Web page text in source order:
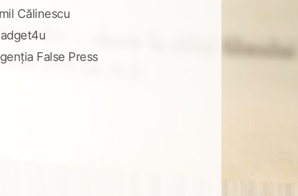
Călinescu
False Press